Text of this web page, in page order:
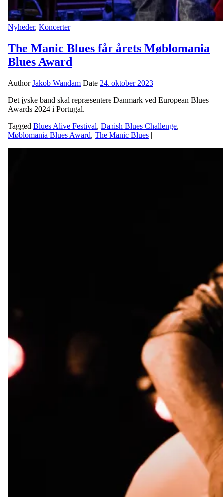
Nyheder, Koncerter
The Manic Blues får årets Møblomania
Blues Award
AuthorJakob Wandam Date 24. oktober 2023
Det jyske band skal repræsentere Danmark ved European Blues
Awards 2024 i Portugal.
Tagged Blues Alive Festival, Danish Blues Challenge,
Møblomania Blues Award, The Manic Blues |